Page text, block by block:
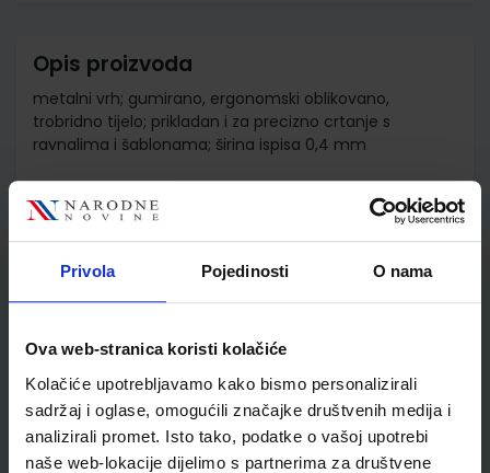
Privola Pojedinosti O nama
Ova web-stranica koristi kolačiće
Kolačiće upotrebljavamo kako bismo personalizirali
sadržaj i oglase, omogućili značajke društvenih medija i
analizirali promet. Isto tako, podatke o vašoj upotrebi
naše web-lokacije dijelimo s partnerima za društvene
Opis proizvoda
metalni vrh; gumirano, ergonomski oblikovano,
trobridno tijelo; prikladan i za precizno crtanje s
ravnalima i šablonama; širina ispisa 0,4 mm
Detalji proizvoda
Šifra proizvoda
521506